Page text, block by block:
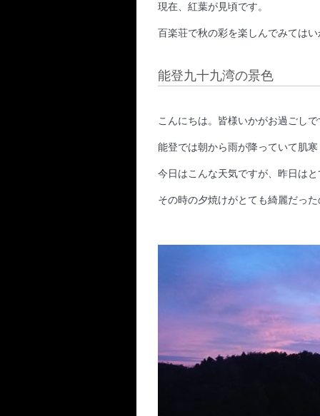
現在、紅葉が見頃です。
百楽荘で秋の彩を楽しんでみては
能登九十九湾の景色
こんにちは。皆様いかがお過ごし
能登では朝から雨が降っていて肌
今日はこんな天気ですが、昨日は
その時の夕焼けがとても綺麗だっ